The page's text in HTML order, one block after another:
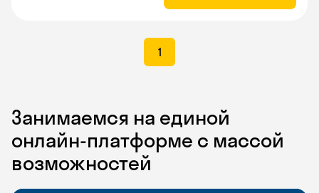
1
Занимаемся на единой
онлайн-платформе с массой
возможностей